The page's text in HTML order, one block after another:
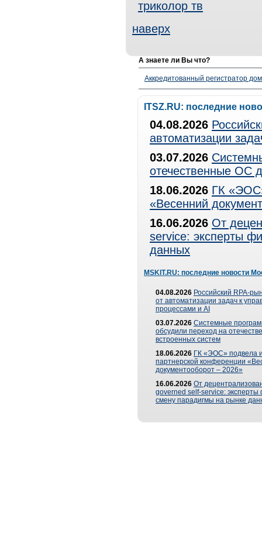
триколор тв
наверх
А знаете ли Вы что?
Аккредитованный регистратор
ITSZ.RU: последние
04.08.2026
автоматизации
03.07.2026
отечественные ОС
18.06.2026 ГК
«Весенний
16.06.2026 От
service: эксперты
данных
MSKIT.RU: последние новости
04.08.2026 Российский RPA-
от автоматизации задач к
процессами и AI
03.07.2026 Системные
обсудили переход на
встроенных систем
18.06.2026 ГК «ЭОС» подвела
партнерской конференции
документооборот – 2026»
16.06.2026 От
governed self-service: эксперты
смену парадигмы на рынке